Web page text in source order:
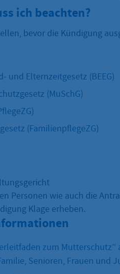
ich beachten?
bevor die Kündigung
und Elternzeitgesetz (BEEG)
(MuSchG)
(FamilienpflegeZG)
Personen wie auch die
Klage erheben.
zum
Senioren, Frauen und